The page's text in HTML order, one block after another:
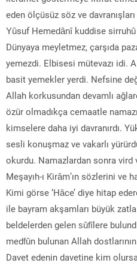
eden ölçüsüz söz ve
Yûsuf Hemedânî kuddise
Dünyaya meyletmez, çarşıda
yemezdi. Elbisesi mütevazı idi.
basit yemekler yerdi. Nefsine
Allah korkusundan devamlı
özür olmadıkça cemaatle
kimselere daha iyi davranırdı.
sesli konuşmaz ve vakarlı
okurdu. Namazlardan sonra vird
Meşayıh-ı Kirâm’ın sözlerini ve
Kimi görse ‘Hâce’ diye hitap
ile bayram akşamları büyük
beldelerden gelen sûfîlere
medfûn bulunan Allah
Davet edenin davetine kim